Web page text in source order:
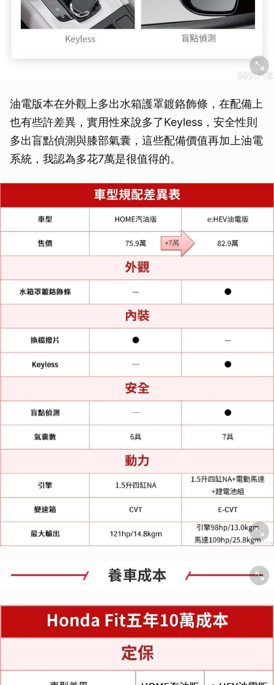
油電版本在外觀上多出水箱護罩鍍鉻飾條，在配備上
也有些許差異，實用性來說多了Keyless，安全性則
多出盲點偵測與膝部氣囊，這些配備價值再加上油電
系統，我認為多花7萬是很值得的。